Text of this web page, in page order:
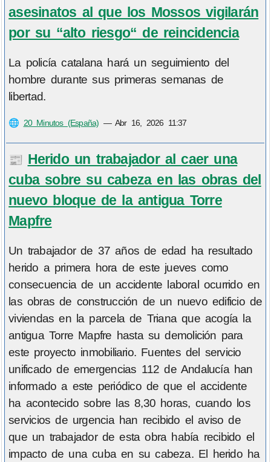
asesinatos al que los Mossos vigilarán
por su “alto riesgo“ de reincidencia
La policía catalana hará un seguimiento del
hombre durante sus primeras semanas de
libertad.
🌐 20 Minutos (España) —Abr 16, 2026 11:37
📰 Herido un trabajador al caer una
cuba sobre su cabeza en las obras del
nuevo bloque de la antigua Torre
Mapfre
Un trabajador de 37 años de edad ha resultado
herido a primera hora de este jueves como
consecuencia de un accidente laboral ocurrido en
las obras de construcción de un nuevo edificio de
viviendas en la parcela de Triana que acogía la
antigua Torre Mapfre hasta su demolición para
este proyecto inmobiliario. Fuentes del servicio
unificado de emergencias 112 de Andalucía han
informado a este periódico de que el accidente
ha acontecido sobre las 8,30 horas, cuando los
servicios de urgencia han recibido el aviso de
que un trabajador de esta obra había recibido el
impacto de una cuba en su cabeza. El herido ha